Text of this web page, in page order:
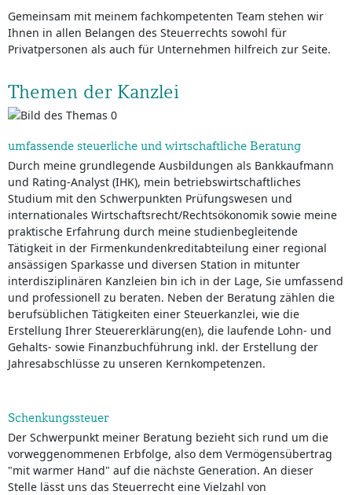
Gemeinsam mit meinem fachkompetenten Team stehen wir
Ihnen in allen Belangen des Steuerrechts sowohl für
Privatpersonen als auch für Unternehmen hilfreich zur Seite.
Themen der Kanzlei
umfassende steuerliche und wirtschaftliche Beratung
Durch meine grundlegende Ausbildungen als Bankkaufmann
und Rating-Analyst (IHK), mein betriebswirtschaftliches
Studium mit den Schwerpunkten Prüfungswesen und
internationales Wirtschaftsrecht/Rechtsökonomik sowie meine
praktische Erfahrung durch meine studienbegleitende
Tätigkeit in der Firmenkundenkreditabteilung einer regional
ansässigen Sparkasse und diversen Station in mitunter
interdisziplinären Kanzleien bin ich in der Lage, Sie umfassend
und professionell zu beraten. Neben der Beratung zählen die
berufsüblichen Tätigkeiten einer Steuerkanzlei, wie die
Erstellung Ihrer Steuererklärung(en), die laufende Lohn- und
Gehalts- sowie Finanzbuchführung inkl. der Erstellung der
Jahresabschlüsse zu unseren Kernkompetenzen.
Schenkungssteuer
Der Schwerpunkt meiner Beratung bezieht sich rund um die
vorweggenommenen Erbfolge, also dem Vermögensübertrag
"mit warmer Hand" auf die nächste Generation. An dieser
Stelle lässt uns das Steuerrecht eine Vielzahl von